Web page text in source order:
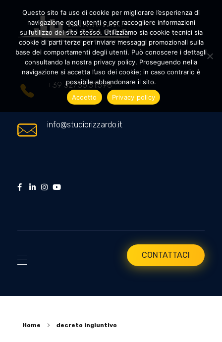
Amministrazioni Rizzardo
+39 327.36.31.598
info@studiorizzardo.it
CONTATTACI
Home decreto ingiuntivo
Questo sito fa uso di cookie per migliorare l’esperienza di
navigazione degli utenti e per raccogliere informazioni
sull’utilizzo del sito stesso. Utilizziamo sia cookie tecnici sia
cookie di parti terze per inviare messaggi promozionali sulla
base dei comportamenti degli utenti. Può conoscere i dettagli
consultando la nostra privacy policy. Proseguendo nella
navigazione si accetta l’uso dei cookie; in caso contrario è
possibile abbandonare il sito.
Accetto
Privacy policy